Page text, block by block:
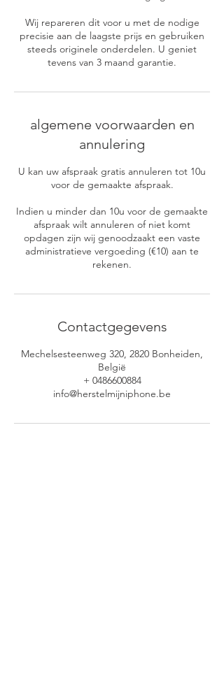
Wij repareren dit voor u met de nodige
precisie aan de laagste prijs en gebruiken
steeds originele onderdelen. U geniet
tevens van 3 maand garantie.
algemene voorwaarden en
annulering
U kan uw afspraak gratis annuleren tot 10u
voor de gemaakte afspraak.
Indien u minder dan 10u voor de gemaakte
afspraak wilt annuleren of niet komt
opdagen zijn wij genoodzaakt een vaste
administratieve vergoeding (€10) aan te
rekenen.
Contactgegevens
Mechelsesteenweg 320, 2820 Bonheiden,
België
+ 0486600884
info@herstelmijniphone.be